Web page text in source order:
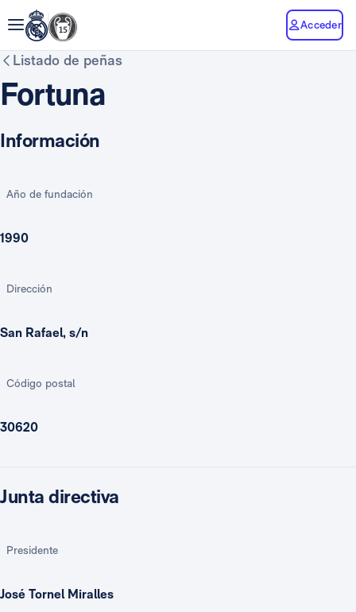
Acceder
Listado de peñas
Fortuna
Información
Año de fundación
1990
Dirección
San Rafael, s/n
Código postal
30620
Junta directiva
Presidente
José Tornel Miralles